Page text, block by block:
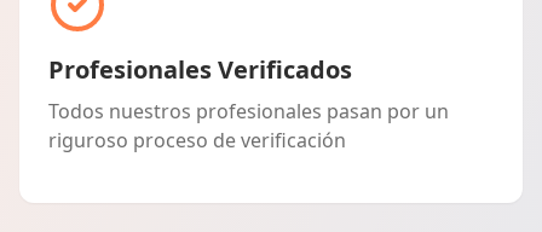
Profesionales Verificados
Todos nuestros profesionales pasan por un
riguroso proceso de verificación